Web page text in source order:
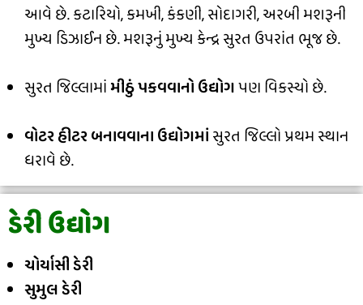
આવે છે. કટારિયો, કમખી, કંકણી, સોદાગરી, અરબી મશરૂની
મુખ્ય ડિઝાઈન છે. મશરૂનું મુખ્ય કેન્દ્ર સુરત ઉપરાંત ભૂજ છે.
સુરત જિલ્લામાંમીઠું પકવવાનો ઉદ્યોગપણ વિકસ્યો છે.
વોટર હીટર બનાવવાના ઉદ્યોગમાંસુરત જિલ્લો પ્રથમ સ્થાન
ધરાવે છે.
ડેરી ઉદ્યોગ
ચોર્યાસી ડેરી
સુમુલ ડેરી